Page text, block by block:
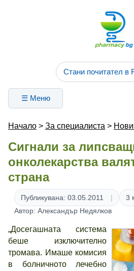
Стани почитател в
☰ Меню
Начало > За специалиста >
Сигнали за
онколекарства
страна
Публикувана: 03.05.2011
3
Автор: Александър Недялков
„Досегашната система
беше изключително
тромава. Имаше комисия
в болничното лечебно